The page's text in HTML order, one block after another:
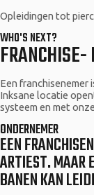
Opleidingen tot
WHO'S NEXT?
FRANCHISE-
Een franchisenemer
Inksane locatie
systeem en met
ONDERNEMER
EEN
ARTIEST. MAAR
BANEN KAN